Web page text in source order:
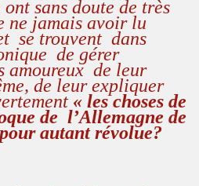
sans doute de très
ne jamais avoir lu
se trouvent dans
de gérer
amoureux de leur
de leur expliquer
« les choses de
de l’Allemagne de
autant révolue?